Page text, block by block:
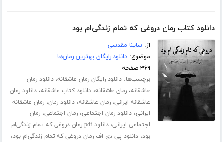
دانلود کتاب رمان دروغی که تمام زندگی‌ام بود
از:ساینا مقدسی
موضوع:دانلود رایگان بهترین رمان‌ها
۳۶۹ صفحه
برچسب‌ها:دانلود رایگان رمان عاشقانه،دانلود رمان
عاشقانه،رمان عاشقانه،دانلود کتاب عاشقانه،دانلود رمان
عاشقانه ایرانی،رمان عاشقانه،دانلود رمان،رمان عاشقانه
ایرانی،دانلود رمان اجتماعی،رمان اجتماعی،رمان
اجتماعی ایرانی،
دانلود pdf رمان دروغی که تمام زندگی‌ام
بود،دانلود پی دی اف رمان دروغی که تمام زندگی‌ام بود،